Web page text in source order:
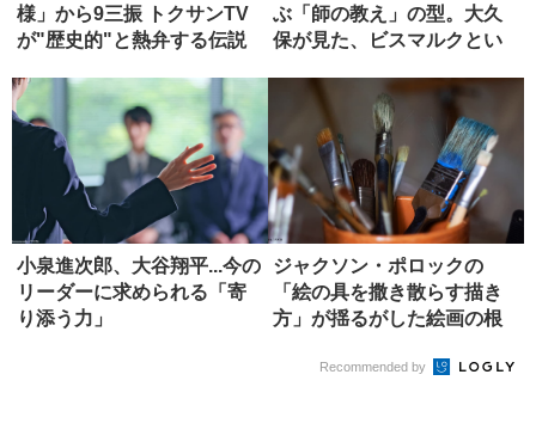
様」から9三振 トクサンTV
が"歴史的"と熱弁する伝説
ぶ「師の教え」の型。大久
保が見た、ビスマルクとい
小泉進次郎、大谷翔平...今の
リーダーに求められる「寄
り添う力」
ジャクソン・ポロックの
「絵の具を撒き散らす描き
方」が揺るがした絵画の根
Recommended by